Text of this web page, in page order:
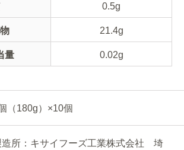
0.5g
21.4g
量 0.02g
（180g）×10個
造所：キサイフーズ工業株式会社 埼